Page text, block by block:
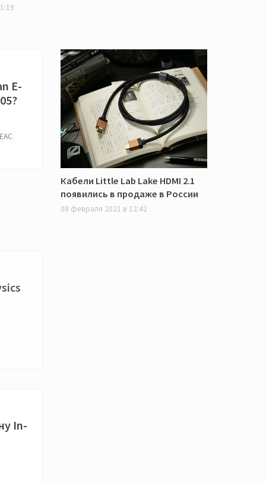
E-
In-
Кабели Little Lab Lake HDMI 2.1
появились в продаже в России
08 февраля 2021 в 12:42